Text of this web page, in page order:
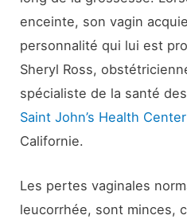
enceinte, son vagin
personnalité qui lui est
Sheryl Ross,
spécialiste de la santé
Saint John’s Health Center
Californie.
Les pertes vaginales
leucorrhée, sont minces,